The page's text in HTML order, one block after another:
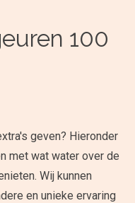
100
geven? Hieronder
met wat water over de
Wij kunnen
en unieke ervaring